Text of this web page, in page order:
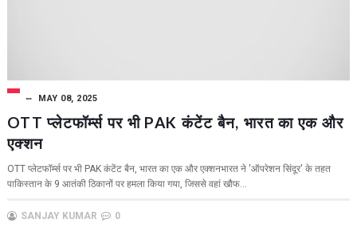
MAY 08, 2025
OTT प्लेटफॉर्म्स पर भी PAK कंटेंट बैन, भारत का एक और
एक्शन
OTT प्लेटफॉर्म्स पर भी PAK कंटेंट बैन, भारत का एक और एक्शनभारत ने 'ऑपरेशन सिंदूर' के तहत
पाकिस्तान के 9 आतंकी ठिकानों पर हमला किया गया, जिससे वहां खौफ...
SANJAY KUMAR 0